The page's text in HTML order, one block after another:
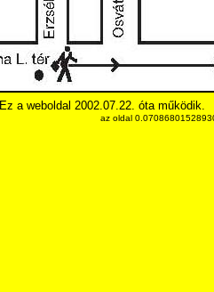
Ez a weboldal 2002.07.22. óta működik.
az oldal